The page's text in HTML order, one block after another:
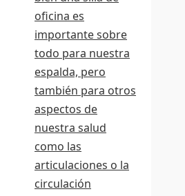
oficina es
importante sobre
todo para nuestra
espalda, pero
también para otros
aspectos de
nuestra salud
como las
articulaciones o la
circulación